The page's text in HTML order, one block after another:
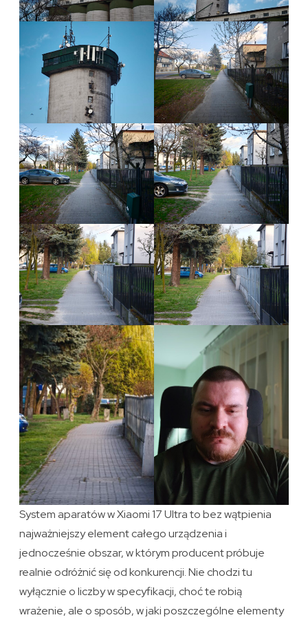
System aparatów w Xiaomi 17 Ultra to bez wątpienia
najważniejszy element całego urządzenia i
jednocześnie obszar, w którym producent próbuje
realnie odróżnić się od konkurencji. Nie chodzi tu
wyłącznie o liczby w specyfikacji, choć te robią
wrażenie, ale o sposób, w jaki poszczególne elementy